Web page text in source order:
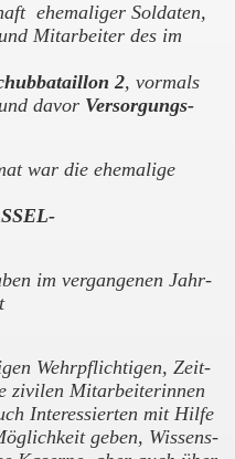
ehemaliger Soldaten,
Mitarbeiter des im
2, vormals
und davor Versorgungs-
war die ehemalige
im vergangenen Jahr-
Wehrpflichtigen, Zeit-
zivilen Mitarbeiterinnen
Interessierten mit Hilfe
geben, Wissens-